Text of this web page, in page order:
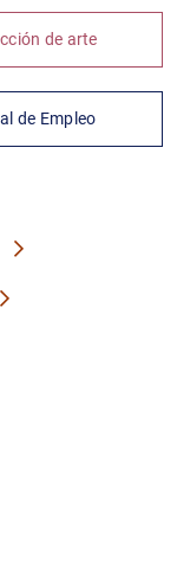
de arte
de Empleo